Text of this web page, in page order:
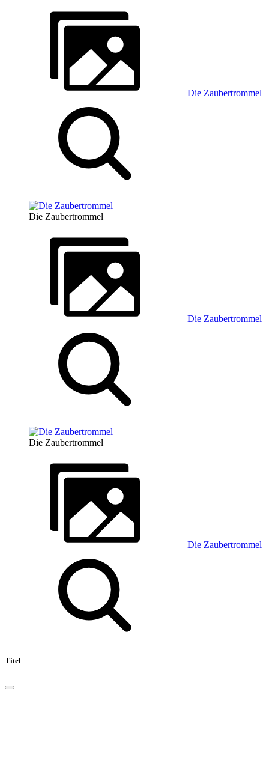
Die Zaubertrommel
Die Zaubertrommel
Die Zaubertrommel
Die Zaubertrommel
Die Zaubertrommel
Titel